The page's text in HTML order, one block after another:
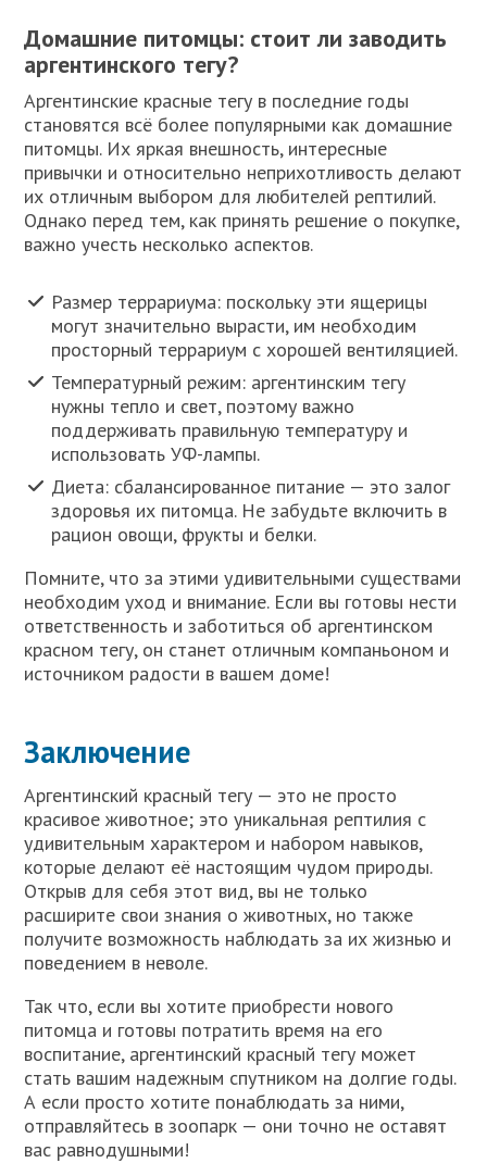
Домашние питомцы: стоит ли заводить
аргентинского тегу?
Аргентинские красные тегу в последние годы
становятся всё более популярными как домашние
питомцы. Их яркая внешность, интересные
привычки и относительно неприхотливость делают
их отличным выбором для любителей рептилий.
Однако перед тем, как принять решение о покупке,
важно учесть несколько аспектов.
Размер террариума: поскольку эти ящерицы
могут значительно вырасти, им необходим
просторный террариум с хорошей вентиляцией.
Температурный режим: аргентинским тегу
нужны тепло и свет, поэтому важно
поддерживать правильную температуру и
использовать УФ-лампы.
Диета: сбалансированное питание — это залог
здоровья их питомца. Не забудьте включить в
рацион овощи, фрукты и белки.
Помните, что за этими удивительными существами
необходим уход и внимание. Если вы готовы нести
ответственность и заботиться об аргентинском
красном тегу, он станет отличным компаньоном и
источником радости в вашем доме!
Заключение
Аргентинский красный тегу — это не просто
красивое животное; это уникальная рептилия с
удивительным характером и набором навыков,
которые делают её настоящим чудом природы.
Открыв для себя этот вид, вы не только
расширите свои знания о животных, но также
получите возможность наблюдать за их жизнью и
поведением в неволе.
Так что, если вы хотите приобрести нового
питомца и готовы потратить время на его
воспитание, аргентинский красный тегу может
стать вашим надежным спутником на долгие годы.
А если просто хотите понаблюдать за ними,
отправляйтесь в зоопарк — они точно не оставят
вас равнодушными!